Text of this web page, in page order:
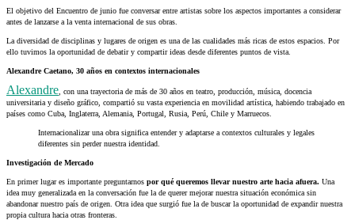
El objetivo del Encuentro de junio fue conversar entre artistas sobre los aspectos importantes a considerar
antes de lanzarse a la venta internacional de sus obras.
La diversidad de disciplinas y lugares de origen es una de las cualidades más ricas de estos espacios. Por
ello tuvimos la oportunidad de debatir y compartir ideas desde diferentes puntos de vista.
Alexandre Caetano, 30 años en contextos internacionales
Alexandre , con una trayectoria de más de 30 años en teatro, producción, música, docencia
universitaria y diseño gráfico, compartió su vasta experiencia en movilidad artística, habiendo trabajado en
países como Cuba, Inglaterra, Alemania, Portugal, Rusia, Perú, Chile y Marruecos.
Internacionalizar una obra significa entender y adaptarse a contextos culturales y legales
diferentes sin perder nuestra identidad.
Investigación de Mercado
En primer lugar es importante preguntarnos por qué queremos llevar nuestro arte hacia afuera. Una
idea muy generalizada en la conversación fue la de querer mejorar nuestra situación económica sin
abandonar nuestro país de origen. Otra idea que surgió fue la de buscar la oportunidad de expandir nuestra
propia cultura hacia otras fronteras.